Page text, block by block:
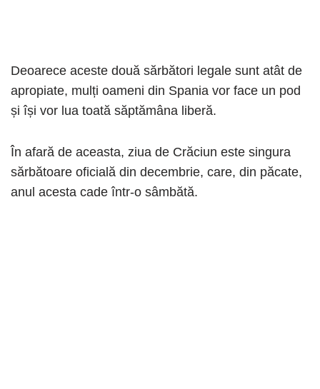
Deoarece aceste două sărbători legale sunt atât de
apropiate, mulți oameni din Spania vor face un pod
și își vor lua toată săptămâna liberă.
În afară de aceasta, ziua de Crăciun este singura
sărbătoare oficială din decembrie, care, din păcate,
anul acesta cade într-o sâmbătă.